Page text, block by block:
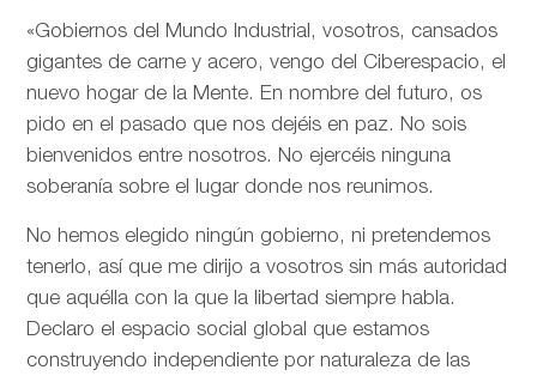
«Gobiernos del Mundo Industrial, vosotros, cansados
gigantes de carne y acero, vengo del Ciberespacio, el
nuevo hogar de la Mente. En nombre del futuro, os
pido en el pasado que nos dejéis en paz. No sois
bienvenidos entre nosotros. No ejercéis ninguna
soberanía sobre el lugar donde nos reunimos.
No hemos elegido ningún gobierno, ni pretendemos
tenerlo, así que me dirijo a vosotros sin más autoridad
que aquélla con la que la libertad siempre habla.
Declaro el espacio social global que estamos
construyendo independiente por naturaleza de las